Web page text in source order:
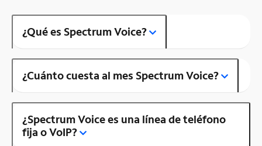
¿Qué es Spectrum Voice?
¿Cuánto cuesta al mes Spectrum Voice?
¿Spectrum Voice es una línea de teléfono
fija o VoIP?